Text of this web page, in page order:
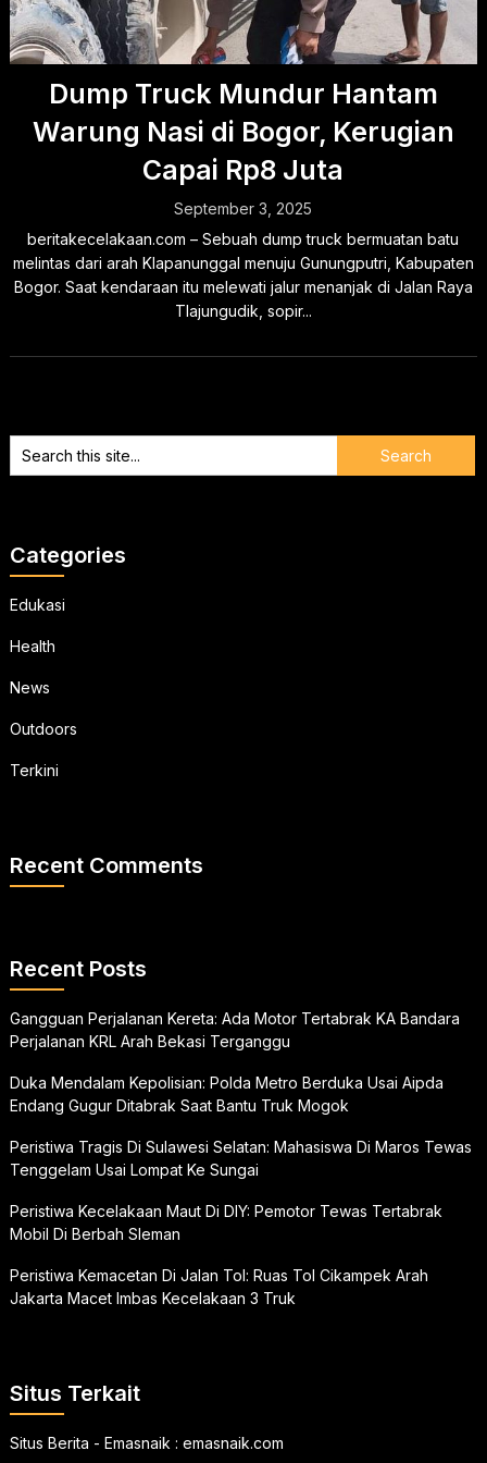
Dump Truck Mundur Hantam
Warung Nasi di Bogor, Kerugian
Capai Rp8 Juta
September 3, 2025
beritakecelakaan.com – Sebuah dump truck bermuatan batu
melintas dari arah Klapanunggal menuju Gunungputri, Kabupaten
Bogor. Saat kendaraan itu melewati jalur menanjak di Jalan Raya
Tlajungudik, sopir...
Categories
Edukasi
Health
News
Outdoors
Terkini
Recent Comments
Recent Posts
Gangguan Perjalanan Kereta: Ada Motor Tertabrak KA Bandara
Perjalanan KRL Arah Bekasi Terganggu
Duka Mendalam Kepolisian: Polda Metro Berduka Usai Aipda
Endang Gugur Ditabrak Saat Bantu Truk Mogok
Peristiwa Tragis Di Sulawesi Selatan: Mahasiswa Di Maros Tewas
Tenggelam Usai Lompat Ke Sungai
Peristiwa Kecelakaan Maut Di DIY: Pemotor Tewas Tertabrak
Mobil Di Berbah Sleman
Peristiwa Kemacetan Di Jalan Tol: Ruas Tol Cikampek Arah
Jakarta Macet Imbas Kecelakaan 3 Truk
Situs Terkait
Situs Berita - Emasnaik : emasnaik.com